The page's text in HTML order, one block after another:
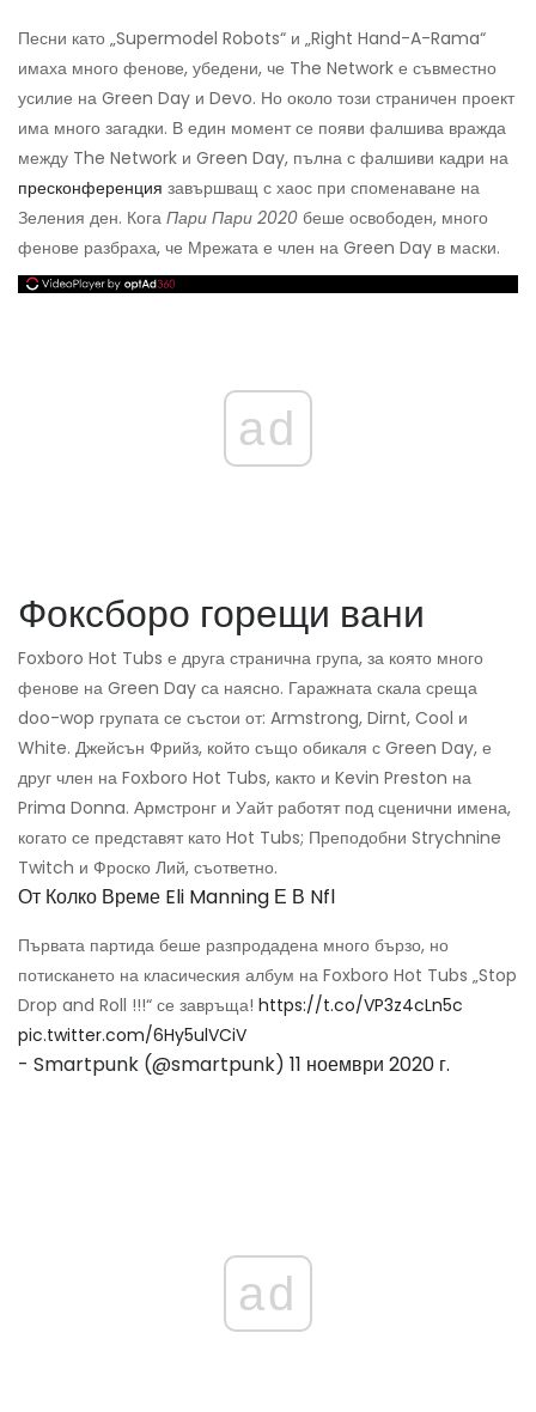
Песни като „Supermodel Robots“ и „Right Hand-A-Rama“
имаха много фенове, убедени, че The Network е съвместно
усилие на Green Day и Devo. Но около този страничен проект
има много загадки. В един момент се появи фалшива вражда
между The Network и Green Day, пълна с фалшиви кадри на
пресконференция завършващ с хаос при споменаване на
Зеления ден. Кога Пари Пари 2020 беше освободен, много
фенове разбраха, че Мрежата е член на Green Day в маски.
ad
Фоксборо горещи вани
Foxboro Hot Tubs е друга странична група, за която много
фенове на Green Day са наясно. Гаражната скала среща
doo-wop групата се състои от: Armstrong, Dirnt, Cool и
White. Джейсън Фрийз, който също обикаля с Green Day, е
друг член на Foxboro Hot Tubs, както и Kevin Preston на
Prima Donna. Армстронг и Уайт работят под сценични имена,
когато се представят като Hot Tubs; Преподобни Strychnine
Twitch и Фроско Лий, съответно.
От Колко Време Eli Manning Е В Nfl
Първата партида беше разпродадена много бързо, но
потискането на класическия албум на Foxboro Hot Tubs „Stop
Drop and Roll !!!“ се завръща! https://t.co/VP3z4cLn5c
pic.twitter.com/6Hy5ulVCiV
- Smartpunk (@smartpunk) 11 ноември 2020 г.
ad